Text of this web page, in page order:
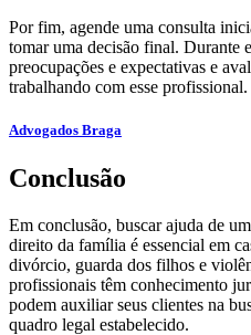
Por fim, agende uma consulta
tomar uma decisão final. Durante
preocupações e expectativas e
trabalhando com esse profissional.
Advogados Braga
Conclusão
Em conclusão, buscar ajuda de
direito da família é essencial em
divórcio, guarda dos filhos e
profissionais têm conhecimento
podem auxiliar seus clientes na
quadro legal estabelecido.